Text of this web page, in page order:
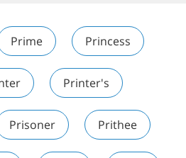
Prime Princess
Printer's
Prisoner Prithee